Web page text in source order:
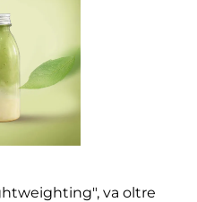
va oltre